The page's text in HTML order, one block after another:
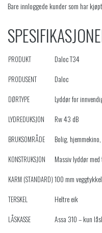
Bare innloggede kunder som har
PRODUKT Daloc T34
PRODUSENT Daloc
DØRTYPE Lyddør for
LYDREDUKSJON Rw 43 dB
BRUKSOMRÅDE Bolig,
KONSTRUKSJON Massiv lyddør
KARM (STANDARD) 100 mm
TERSKEL Heltre eik
LÅSKASSE Assa 310 – kun